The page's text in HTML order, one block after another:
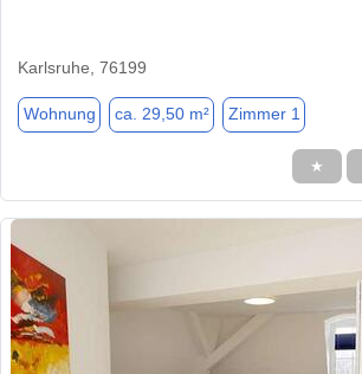
Karlsruhe, 76199
Wohnung ca. 29,50 m² Zimmer 1
★